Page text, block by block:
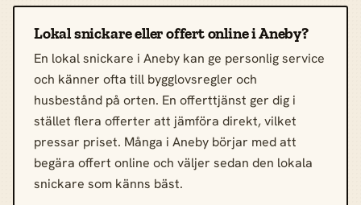
Lokal snickare eller offert online i Aneby?
En lokal snickare i Aneby kan ge personlig service
och känner ofta till bygglovsregler och
husbestånd på orten. En offerttjänst ger dig i
stället flera offerter att jämföra direkt, vilket
pressar priset. Många i Aneby börjar med att
begära offert online och väljer sedan den lokala
snickare som känns bäst.